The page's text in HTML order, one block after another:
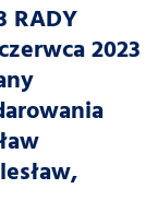
RADY
2023